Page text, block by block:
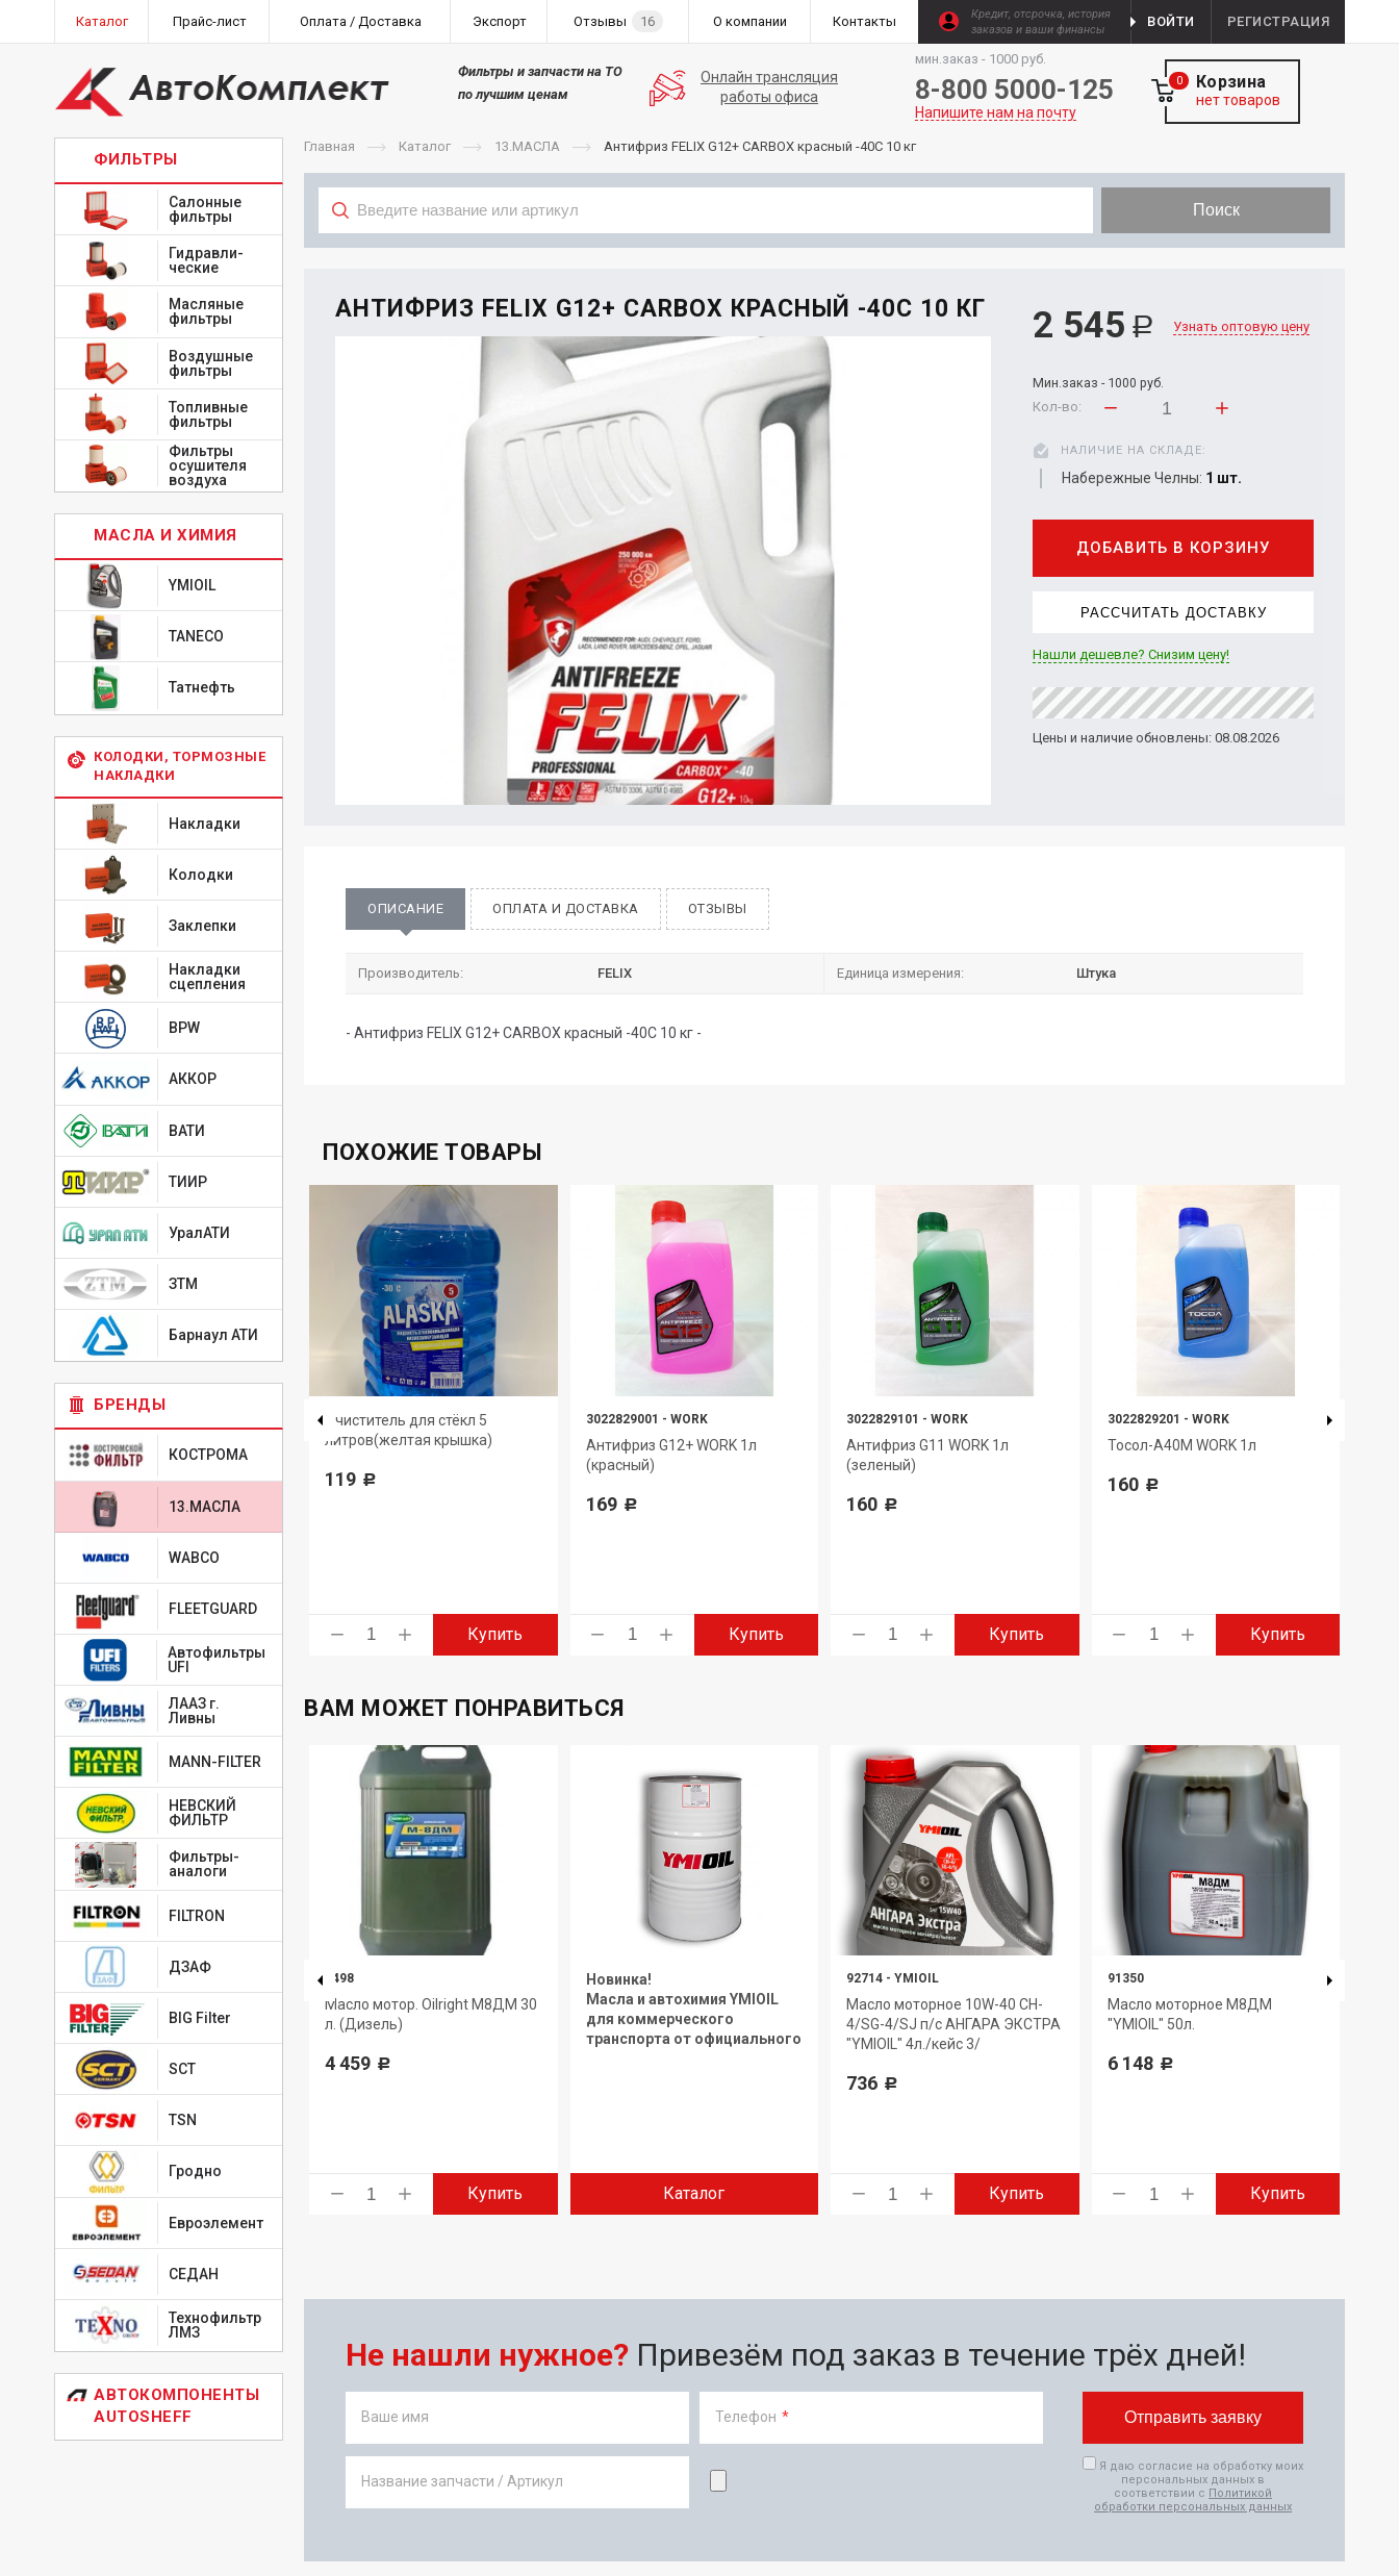
Каталог Прайс-лист Оплата / Доставка Экспорт Отзывы 16 О компании Контакты
Кредит, отсрочка, история
заказов и ваши финансы
ВОЙТИ РЕГИСТРАЦИЯ
Фильтры и запчасти на ТО
по лучшим ценам
Онлайн трансляция
работы офиса
мин.заказ - 1000 руб.
8-800 5000-125
Напишите нам на почту
Корзина
0
нет товаров
ФИЛЬТРЫ
Салонные
фильтры
Гидравли-
ческие
Масляные
фильтры
Воздушные
фильтры
Топливные
фильтры
Фильтры
осушителя
воздуха
МАСЛА И ХИМИЯ
YMIOIL
TANECO
Татнефть
КОЛОДКИ, ТОРМОЗНЫЕ
НАКЛАДКИ
Накладки
Колодки
Заклепки
Накладки
сцепления
BPW
АККОР
ВАТИ
ТИИР
УралАТИ
ЗТМ
Барнаул АТИ
БРЕНДЫ
КОСТРОМА
13.МАСЛА
WABCO
FLEETGUARD
Автофильтры
UFI
ЛААЗ г.
Ливны
MANN-FILTER
НЕВСКИЙ
ФИЛЬТР
Фильтры-
аналоги
FILTRON
ДЗАФ
BIG Filter
SCT
TSN
Гродно
Евроэлемент
СЕДАН
Технофильтр
ЛМЗ
АВТОКОМПОНЕНТЫ
AUTOSHEFF
Главная Каталог 13.МАСЛА Антифриз FELIX G12+ CARBOX красный -40С 10 кг
Поиск
АНТИФРИЗ FELIX G12+ CARBOX КРАСНЫЙ -40С 10 КГ 2 545 Р Узнать оптовую цену
Мин.заказ - 1000 руб.
Кол-во:
НАЛИЧИЕ НА СКЛАДЕ:
Набережные Челны: 1 шт.
ДОБАВИТЬ В КОРЗИНУ
РАССЧИТАТЬ ДОСТАВКУ
Нашли дешевле? Снизим цену!
Цены и наличие обновлены: 08.08.2026
ОПИСАНИЕ ОПЛАТА И ДОСТАВКА ОТЗЫВЫ
Производитель: FELIX Единица измерения: Штука
- Антифриз FELIX G12+ CARBOX красный -40С 10 кг -
ПОХОЖИЕ ТОВАРЫ
4650229680819
Масло моторное Татнефть-
LUXE синтетика API
SN/SM/ILSAC GF-5 5W-30 4л
1 556 Р
Купить
Очиститель для стёкл 5
литров(желтая крышка)
119 Р
Купить
3022829001 - WORK
Антифриз G12+ WORK 1л
(красный)
169 Р
Купить
3022829101 - WORK
Антифриз G11 WORK 1л
(зеленый)
160 Р
Купить
3022829201 - WORK
Тосол-А40М WORK 1л
160 Р
Купить
ВАМ МОЖЕТ ПОНРАВИТЬСЯ
4650229681397 ТАТНЕФТЬ
Масло моторное Татнефть-
LUXE РАО синтетика SAE 5W-40
20л
14 264 Р
Купить
2498
Масло мотор. Oilright М8ДМ 30
л. (Дизель)
4 459 Р
Купить
Новинка!
Масла и автохимия YMIOIL
для коммерческого
транспорта от официального
Каталог
92714 - YMIOIL
Масло моторное 10W-40 CH-
4/SG-4/SJ п/с АНГАРА ЭКСТРА
"YMIOIL" 4л./кейс 3/
736 Р
Купить
91350
Масло моторное М8ДМ
"YMIOIL" 50л.
6 148 Р
Купить
Не нашли нужное? Привезём под заказ в течение трёх дней!
Ваше имя Телефон *
Название запчасти / Артикул
Я даю согласие на обработку моих
персональных данных в
соответствии с Политикой
обработки персональных данных